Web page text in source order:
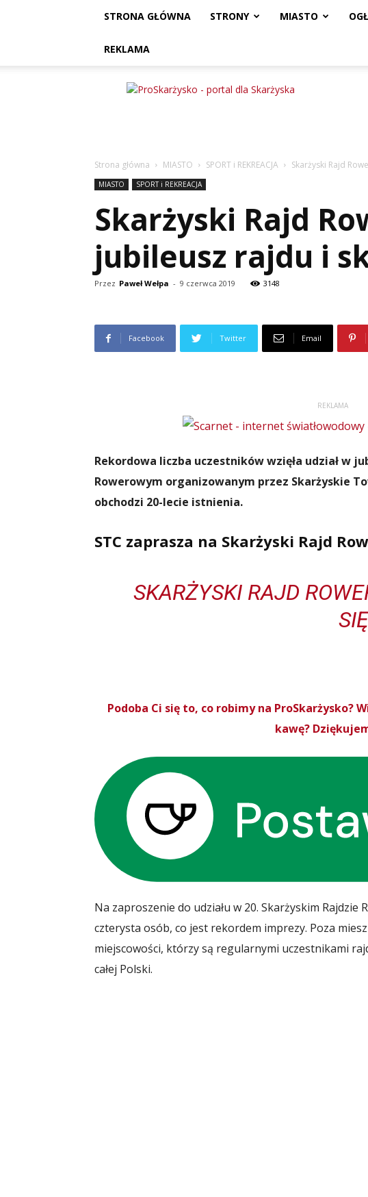
STRONA GŁÓWNA STRONY MIASTO
REKLAMA
ProSkarżysko
Strona główna MIASTO SPORT i REKREACJA Skarżyski Rajd
MIASTO SPORT i REKREACJA
Skarżyski Rajd
jubileusz rajdu i
Przez Paweł Wełpa - 9 czerwca 2019 3148
Facebook Twitter Email
REKLAMA
Rekordowa liczba uczestników wzięła udział w
Rowerowym organizowanym przez Skarżyskie
obchodzi 20-lecie istnienia.
STC zaprasza na Skarżyski Rajd
SKARŻYSKI RAJD
Podoba Ci się to, co robimy na ProSkarżysko?
kawę?
Na zaproszenie do udziału w 20. Skarżyskim Rajdzie
czterysta osób, co jest rekordem imprezy. Poza
miejscowości, którzy są regularnymi uczestnikami
całej Polski.